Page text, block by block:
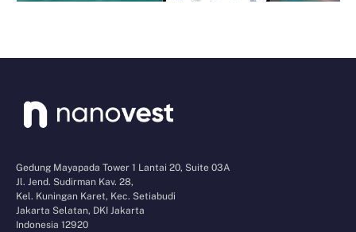
Gedung Mayapada Tower 1 Lantai 20, Suite 03A
Jl. Jend. Sudirman Kav. 28,
Kel. Kuningan Karet, Kec. Setiabudi
Jakarta Selatan, DKI Jakarta
Indonesia 12920